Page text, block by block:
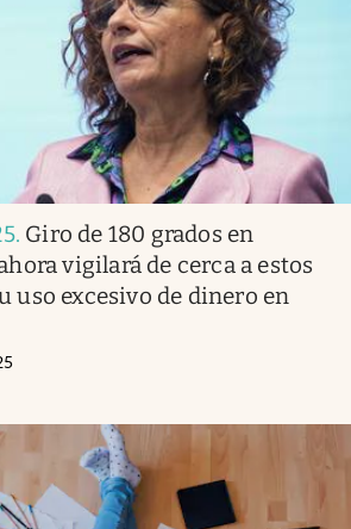
. Giro de 180 grados en
vigilará de cerca a estos
uso excesivo de dinero en